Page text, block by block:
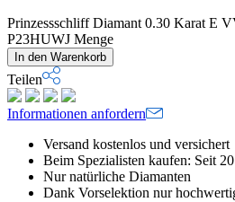
Prinzessschliff Diamant 0.30 Karat E
P23HUWJ Menge
In den Warenkorb
Teilen
Informationen anfordern
Versand kostenlos und versichert
Beim Spezialisten kaufen: Seit
Nur natürliche Diamanten
Dank Vorselektion nur